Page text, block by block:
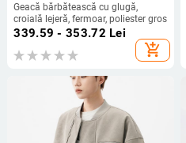
Geacă bărbătească cu glugă,
croială lejeră, fermoar, poliester gros
339.59 - 353.72 Lei
add_shopping_cart